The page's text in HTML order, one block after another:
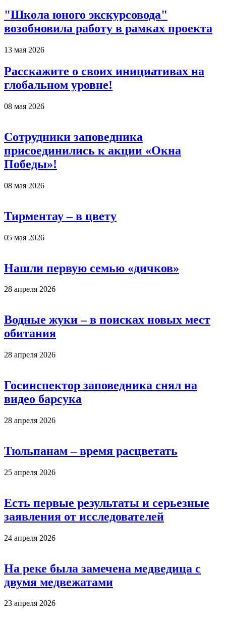
"Школа юного экскурсовода"
возобновила работу в рамках проекта
13 мая 2026
Расскажите о своих инициативах на
глобальном уровне!
08 мая 2026
Сотрудники заповедника
присоединились к акции «Окна
Победы»!
08 мая 2026
Тирментау – в цвету
05 мая 2026
Нашли первую семью «дичков»
28 апреля 2026
Водные жуки – в поисках новых мест
обитания
28 апреля 2026
Госинспектор заповедника снял на
видео барсука
28 апреля 2026
Тюльпанам – время расцветать
25 апреля 2026
Есть первые результаты и серьезные
заявления от исследователей
24 апреля 2026
На реке была замечена медведица с
двумя медвежатами
23 апреля 2026